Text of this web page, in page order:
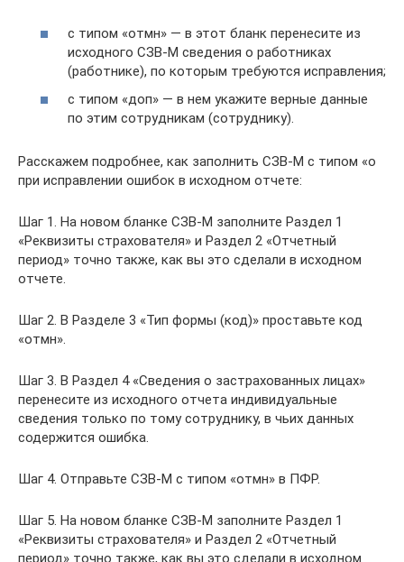
с типом «отмн» — в этот бланк перенесите из
исходного СЗВ-М сведения о работниках
(работнике), по которым требуются исправления;
с типом «доп» — в нем укажите верные данные
по этим сотрудникам (сотруднику).
Расскажем подробнее, как заполнить СЗВ-М с типом «о
при исправлении ошибок в исходном отчете:
Шаг 1. На новом бланке СЗВ-М заполните Раздел 1
«Реквизиты страхователя» и Раздел 2 «Отчетный
период» точно также, как вы это сделали в исходном
отчете.
Шаг 2. В Разделе 3 «Тип формы (код)» проставьте код
«отмн».
Шаг 3. В Раздел 4 «Сведения о застрахованных лицах»
перенесите из исходного отчета индивидуальные
сведения только по тому сотруднику, в чьих данных
содержится ошибка.
Шаг 4. Отправьте СЗВ-М с типом «отмн» в ПФР.
Шаг 5. На новом бланке СЗВ-М заполните Раздел 1
«Реквизиты страхователя» и Раздел 2 «Отчетный
период» точно также, как вы это сделали в исходном